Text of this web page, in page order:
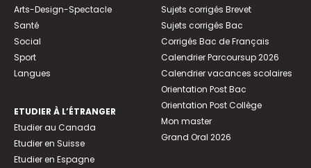
Arts-Design-Spectacle
Santé
Social
Sport
Langues
ETUDIER À L’ÉTRANGER
Etudier au Canada
Etudier en Suisse
Etudier en Espagne
Sujets corrigés Brevet
Sujets corrigés Bac
Corrigés Bac de Français
Calendrier Parcoursup 2026
Calendrier vacances scolaires
Orientation Post Bac
Orientation Post Collège
Mon master
Grand Oral 2026